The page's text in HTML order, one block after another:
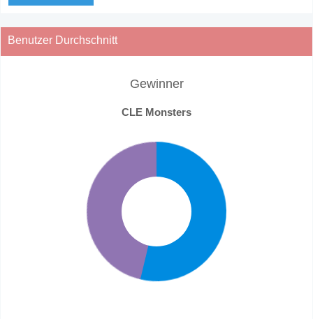
Benutzer Durchschnitt
Gewinner
CLE Monsters